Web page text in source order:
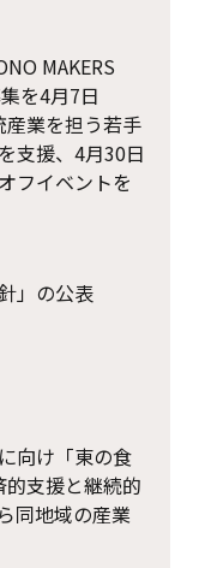
MAKERS
を4月7日
産業を担う若手
支援、4月30日
フイベントを
」の公表
向け「東の食
支援と継続的
同地域の産業